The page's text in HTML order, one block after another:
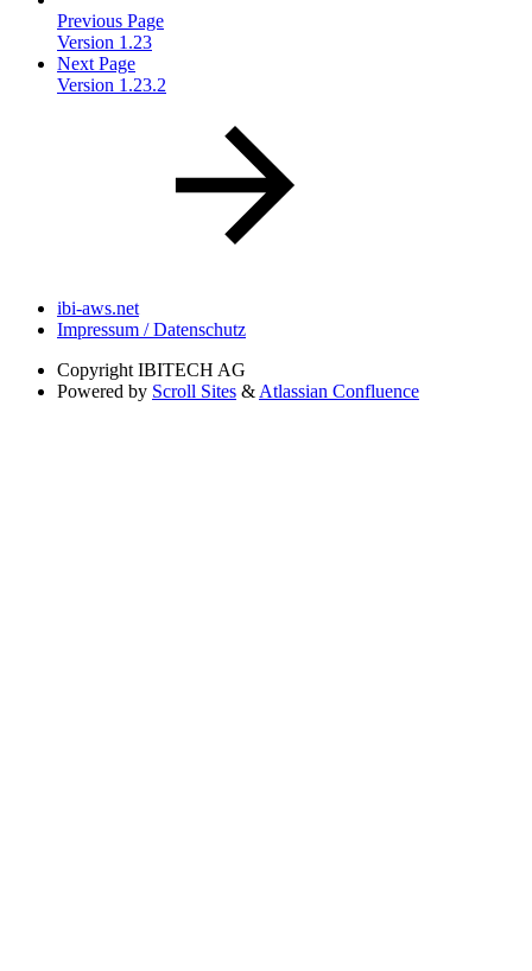
Previous Page
Version 1.23
Next Page
Version 1.23.2
ibi-aws.net
Impressum / Datenschutz
Copyright IBITECH AG
Powered by Scroll Sites & Atlassian Confluence